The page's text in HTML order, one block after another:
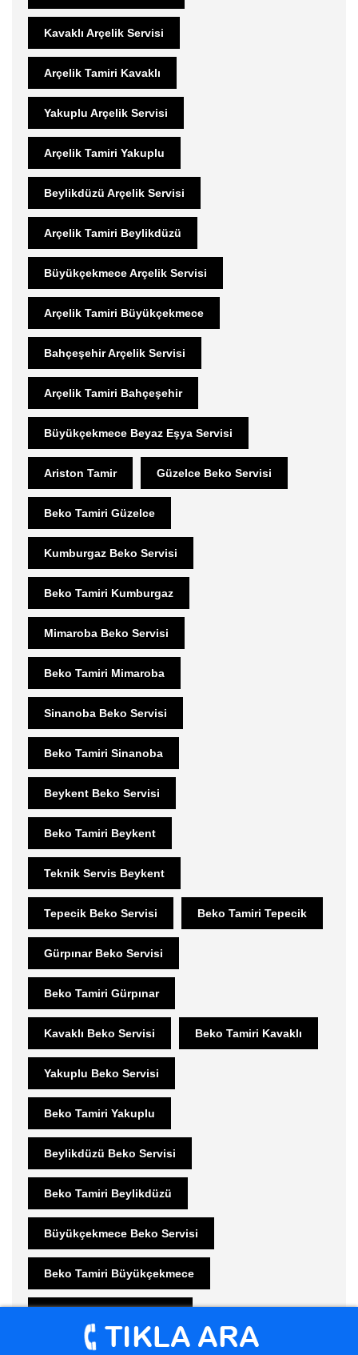
Kavaklı Arçelik Servisi
Arçelik Tamiri Kavaklı
Yakuplu Arçelik Servisi
Arçelik Tamiri Yakuplu
Beylikdüzü Arçelik Servisi
Arçelik Tamiri Beylikdüzü
Büyükçekmece Arçelik Servisi
Arçelik Tamiri Büyükçekmece
Bahçeşehir Arçelik Servisi
Arçelik Tamiri Bahçeşehir
Büyükçekmece Beyaz Eşya Servisi
Ariston Tamir Güzelce Beko Servisi
Beko Tamiri Güzelce
Kumburgaz Beko Servisi
Beko Tamiri Kumburgaz
Mimaroba Beko Servisi
Beko Tamiri Mimaroba
Sinanoba Beko Servisi
Beko Tamiri Sinanoba
Beykent Beko Servisi
Beko Tamiri Beykent
Teknik Servis Beykent
Tepecik Beko Servisi Beko Tamiri Tepecik
Gürpınar Beko Servisi
Beko Tamiri Gürpınar
Kavaklı Beko Servisi Beko Tamiri Kavaklı
Yakuplu Beko Servisi
Beko Tamiri Yakuplu
Beylikdüzü Beko Servisi
Beko Tamiri Beylikdüzü
Büyükçekmece Beko Servisi
Beko Tamiri Büyükçekmece